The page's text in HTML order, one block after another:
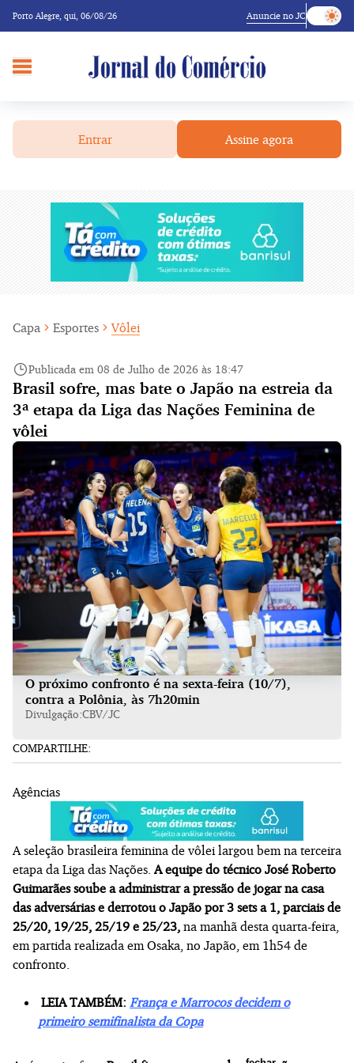
Porto Alegre, qui, 06/08/26 Anuncie no JC
Entrar Assine agora
Capa Esportes Vôlei
Publicada em 08 de Julho de 2026 às 18:47
Brasil sofre, mas bate o Japão na estreia da
3ª etapa da Liga das Nações Feminina de
vôlei
O próximo confronto é na sexta-feira (10/7),
contra a Polônia, às 7h20min
Divulgação:CBV/JC
COMPARTILHE:
Agências
A seleção brasileira feminina de vôlei largou bem na terceira
etapa da Liga das Nações.A equipe do técnico José Roberto
Guimarães soube a administrar a pressão de jogar na casa
das adversárias e derrotou o Japão por 3 sets a 1, parciais de
25/20, 19/25, 25/19 e 25/23, na manhã desta quarta-feira,
em partida realizada em Osaka, no Japão, em 1h54 de
confronto.
LEIA TAMBÉM: França e Marrocos decidem o
primeiro semifinalista da Copa